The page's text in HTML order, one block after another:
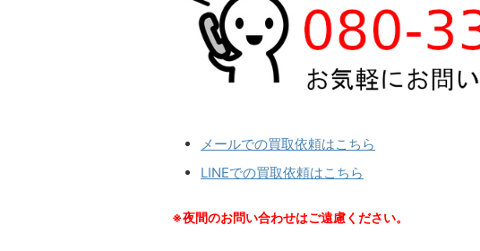
メールでの買取依頼はこちら
LINEでの買取依頼はこちら
※夜間のお問い合わせはご遠慮ください。